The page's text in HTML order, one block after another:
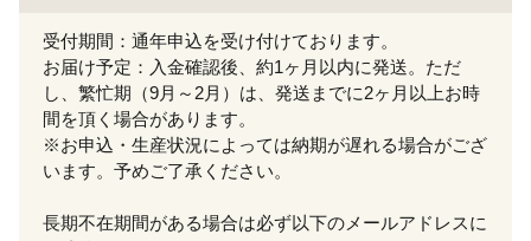
受付期間：通年申込を受け付けております。
お届け予定：入金確認後、約1ヶ月以内に発送。ただ
し、繁忙期（9月～2月）は、発送までに2ヶ月以上お時
間を頂く場合があります。
※お申込・生産状況によっては納期が遅れる場合がござ
います。予めご了承ください。
長期不在期間がある場合は必ず以下のメールアドレスに